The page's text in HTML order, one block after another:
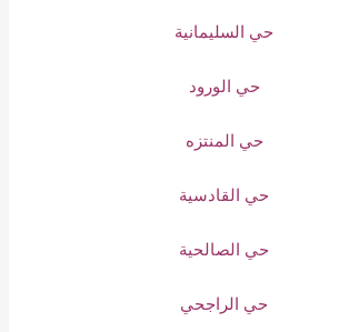
حي السليمانية
حي الورود
حي المنتزه
حي القادسية
حي الصالحية
حي الراجحي